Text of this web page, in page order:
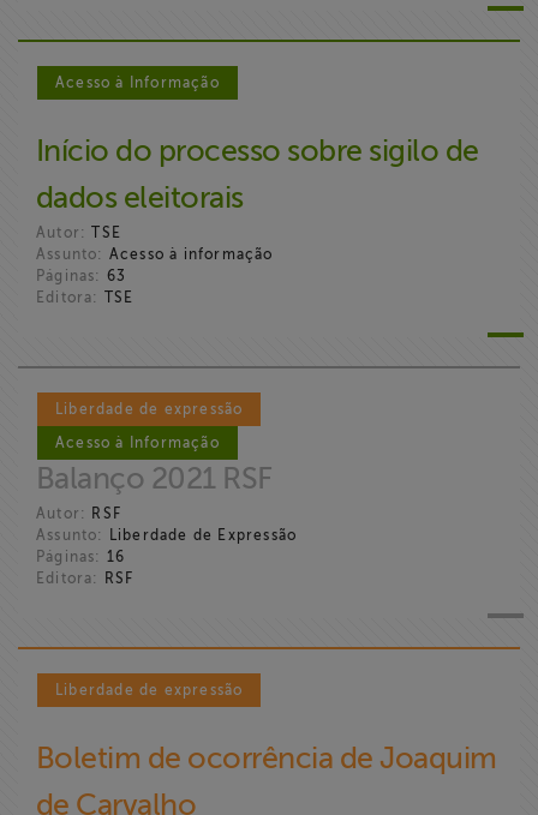
Expressão
Proteção Legal
e Litigância
Documentários
dos
Notícias
Associe-se
Doe para
ABRAJI
exclusivo para
associados
Assine a nossa
Acesso à Informação
Início do processo sobre sigilo de
dados eleitorais
Autor:
TSE
Assunto: Acesso à informação
Páginas: 63
Editora:
TSE
Liberdade de expressão
Acesso à Informação
Balanço 2021 RSF
Autor:
RSF
Assunto:
Liberdade de Expressão
Páginas: 16
Editora:
RSF
Liberdade de expressão
Boletim de ocorrência de Joaquim
de Carvalho